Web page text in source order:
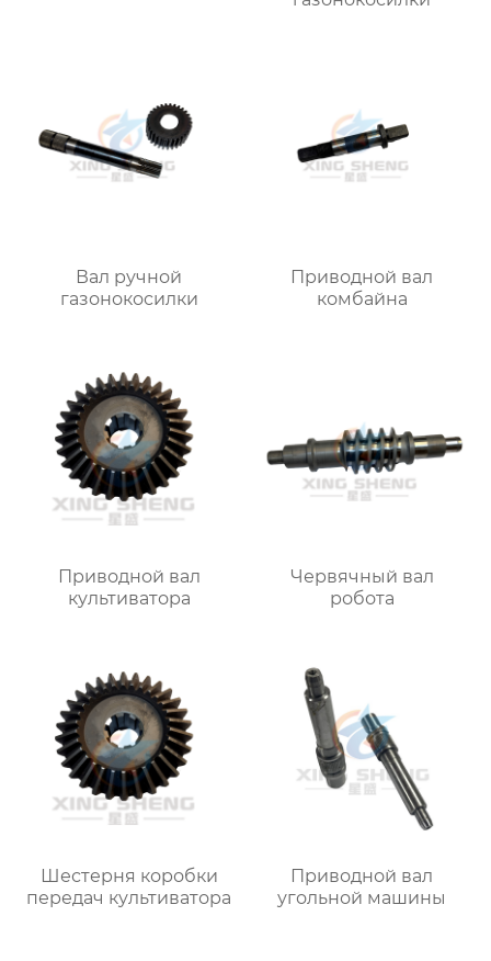
Вал ручной
газонокосилки
Приводной вал
комбайна
Приводной вал
культиватора
Червячный вал
робота
Шестерня коробки
передач культиватора
Приводной вал
угольной машины